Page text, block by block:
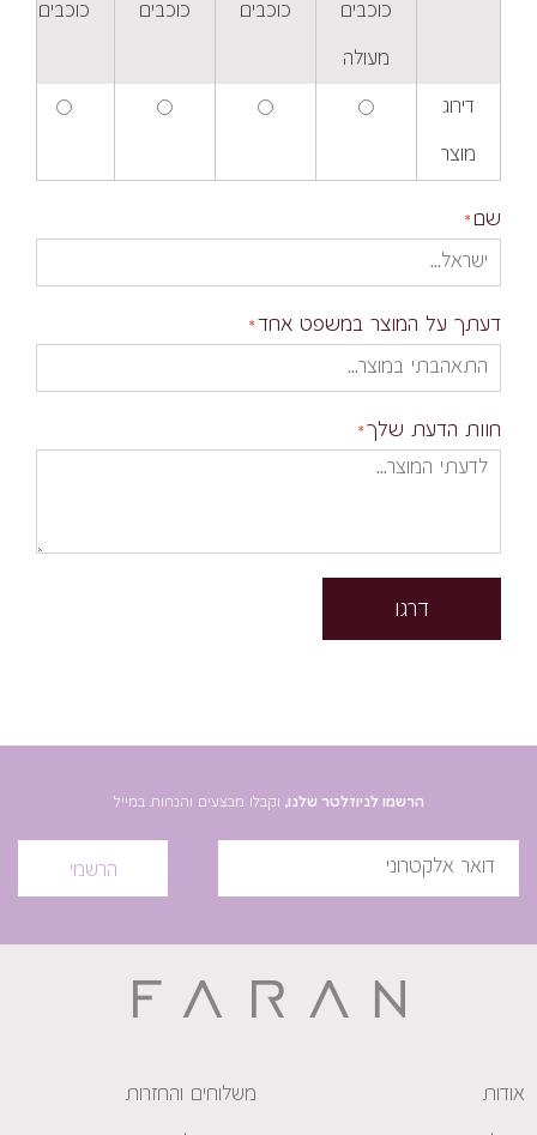
כוכבים
מעולה
כוכבים כוכבים כוכבים
דירוג
מוצר
שם
דעתך על המוצר במשפט אחד
חוות הדעת שלך
דרגו
הרשמו לניוזלטר שלנו, וקבלו מבצעים והנחות במייל
הרשמי
אודות משלוחים והחזרות